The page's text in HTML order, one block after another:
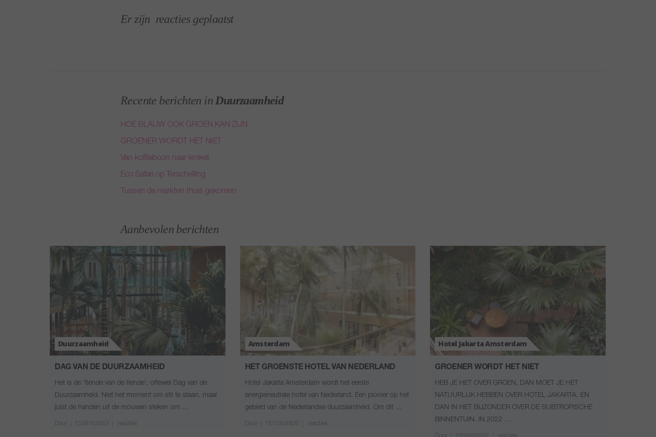
Er zijn reacties geplaatst
Recente berichten in Duurzaamheid
HOE BLAUW OOK GROEN KAN ZIJN
GROENER WORDT HET NIET
Van koffieboon naar kroket
Eco Safari op Terschelling
Tussen de markten thuis gekomen
Aanbevolen berichten
Duurzaamheid
DAG VAN DE DUURZAAMHEID
Het is de 'tiende van de tiende'; oftewel Dag van de
Duurzaamheid. Niet het moment om stil te staan, maar
juist de handen uit de mouwen steken om …
Door 1539163653 | reacties
Amsterdam
HET GROENSTE HOTEL VAN NEDERLAND
Hotel Jakarta Amsterdam wordt het eerste
energieneutrale hotel van Nederland. Een pionier op het
gebied van de Nederlandse duurzaamheid. Om dit …
Door 1510304820 | reacties
Hotel Jakarta Amsterdam
GROENER WORDT HET NIET
HEB JE HET OVER GROEN, DAN MOET JE HET
NATUURLIJK HEBBEN OVER HOTEL JAKARTA. EN
DAN IN HET BIJZONDER OVER DE SUBTROPISCHE
BINNENTUIN. IN 2022 …